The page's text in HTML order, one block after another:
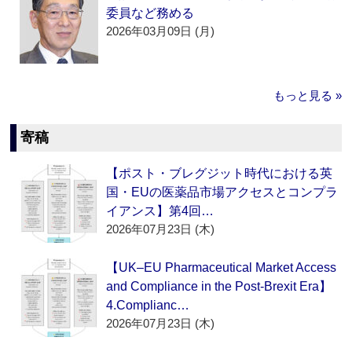
委員など務める
2026年03月09日 (月)
もっと見る »
寄稿
【ポスト・ブレグジット時代における英
国・EUの医薬品市場アクセスとコンプラ
イアンス】第4回…
2026年07月23日 (木)
【UK–EU Pharmaceutical Market Access
and Compliance in the Post-Brexit Era】
4.Complianc…
2026年07月23日 (木)